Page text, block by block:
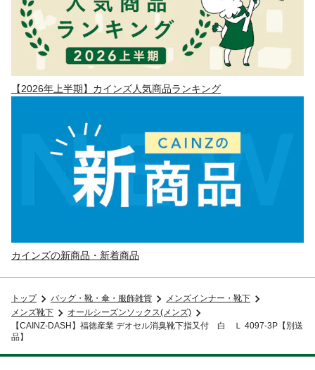
【2026年上半期】カインズ人気商品ランキング
カインズの新商品・新着商品
トップ バッグ・靴・傘・服飾雑貨
メンズインナー・靴下
メンズ靴下
オールシーズンソックス(メンズ)
【CAINZ-DASH】福徳産業 デオセル消臭靴下指又付 白 Ｌ 4097-3P【別送
品】